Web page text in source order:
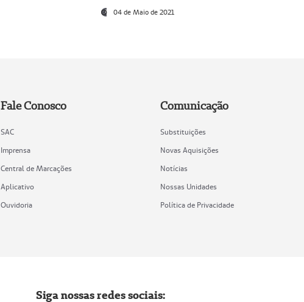
04 de Maio de 2021
Fale Conosco
SAC
Imprensa
Central de Marcações
Aplicativo
Ouvidoria
Comunicação
Substituições
Novas Aquisições
Notícias
Nossas Unidades
Política de Privacidade
Siga nossas redes sociais: